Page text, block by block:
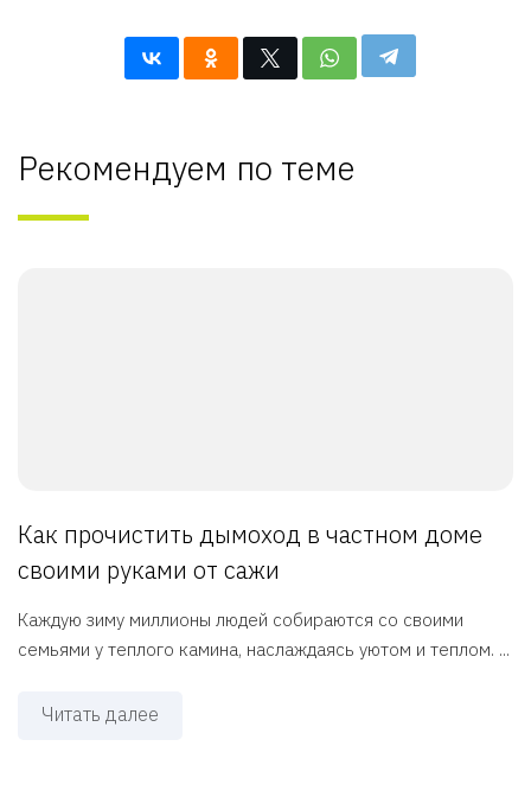
Рекомендуем по теме
Как прочистить дымоход в частном доме
своими руками от сажи
Каждую зиму миллионы людей собираются со своими
семьями у теплого камина, наслаждаясь уютом и теплом. ...
Читать далее